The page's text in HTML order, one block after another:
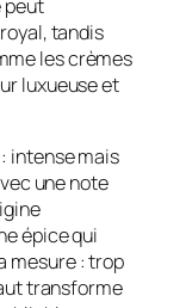
peut
tandis
les crèmes
luxueuse et
intense mais
une note
épice qui
mesure : trop
transforme